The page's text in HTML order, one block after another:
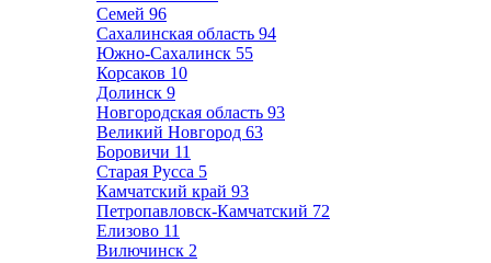
Семей 96
Сахалинская область 94
Южно-Сахалинск 55
Корсаков 10
Долинск 9
Новгородская область 93
Великий Новгород 63
Боровичи 11
Старая Русса 5
Камчатский край 93
Петропавловск-Камчатский 72
Елизово 11
Вилючинск 2